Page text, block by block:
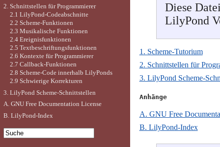
Diese
LilyPond
1. Scheme-Tutorium
2. Schnittstellen für
3. LilyPond Scheme-
Anhänge
A. GNU Free
B. LilyPond-Index
2. Schnittstellen für Programmierer
2.1 LilyPond-Codeabschnitte
2.2 Scheme-Funktionen
2.3 Musikalische Funktionen
2.4 Ereignisfunktionen
2.5 Textbeschriftungsfunktionen
2.6 Kontexte für Programmierer
2.7 Callback-Funktionen
2.8 Scheme-Code innerhalb LilyPonds
2.9 Schwierige Korrekturen
3. LilyPond Scheme-Schnittstellen
A. GNU Free Documentation License
B. LilyPond-Index